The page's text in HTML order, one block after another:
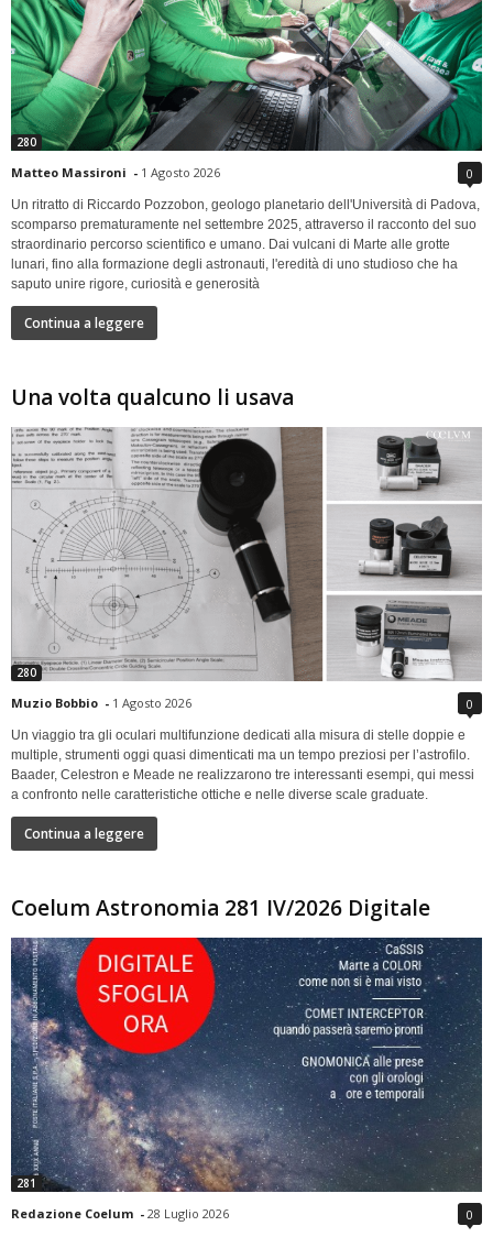
280
Matteo Massironi - 1 Agosto 2026 0
Un ritratto di Riccardo Pozzobon, geologo planetario dell'Università di Padova,
scomparso prematuramente nel settembre 2025, attraverso il racconto del suo
straordinario percorso scientifico e umano. Dai vulcani di Marte alle grotte
lunari, fino alla formazione degli astronauti, l'eredità di uno studioso che ha
saputo unire rigore, curiosità e generosità
Continua a leggere
Una volta qualcuno li usava
280
Muzio Bobbio - 1 Agosto 2026 0
Un viaggio tra gli oculari multifunzione dedicati alla misura di stelle doppie e
multiple, strumenti oggi quasi dimenticati ma un tempo preziosi per l’astrofilo.
Baader, Celestron e Meade ne realizzarono tre interessanti esempi, qui messi
a confronto nelle caratteristiche ottiche e nelle diverse scale graduate.
Continua a leggere
Coelum Astronomia 281 IV/2026 Digitale
281
Redazione Coelum - 28 Luglio 2026 0